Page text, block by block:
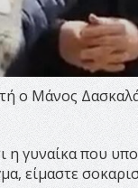
ο Μάνος
γυναίκα που
είμαστε